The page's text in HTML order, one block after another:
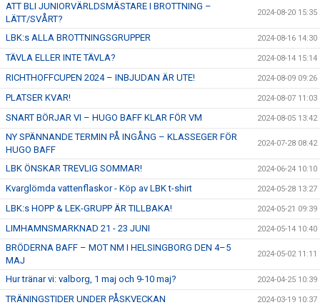
ATT BLI JUNIORVÄRLDSMÄSTARE I BROTTNING –
LÄTT/SVÅRT?
2024-08-20 15:35
LBK:s ALLA BROTTNINGSGRUPPER 2024-08-16 14:30
TÄVLA ELLER INTE TÄVLA? 2024-08-14 15:14
RICHTHOFFCUPEN 2024 – INBJUDAN ÄR UTE! 2024-08-09 09:26
PLATSER KVAR! 2024-08-07 11:03
SNART BÖRJAR VI – HUGO BAFF KLAR FÖR VM 2024-08-05 13:42
NY SPÄNNANDE TERMIN PÅ INGÅNG – KLASSEGER FÖR
HUGO BAFF
2024-07-28 08:42
LBK ÖNSKAR TREVLIG SOMMAR! 2024-06-24 10:10
Kvarglömda vattenflaskor - Köp av LBK t-shirt 2024-05-28 13:27
LBK:s HOPP & LEK-GRUPP ÄR TILLBAKA! 2024-05-21 09:39
LIMHAMNSMARKNAD 21 - 23 JUNI 2024-05-14 10:40
BRÖDERNA BAFF – MOT NM I HELSINGBORG DEN 4–5
MAJ
2024-05-02 11:11
Hur tränar vi: valborg, 1 maj och 9-10 maj? 2024-04-25 10:39
TRÄNINGSTIDER UNDER PÅSKVECKAN 2024-03-19 10:37